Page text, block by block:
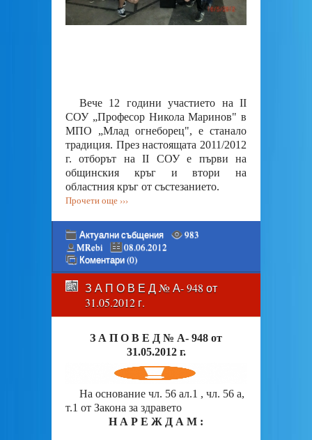
Вече 12 години участието на II
СОУ „Професор Никола Маринов" в
МПО „Млад огнеборец", е станало
традиция. През настоящата 2011/2012
г. отборът на II СОУ е първи на
общинския кръг и втори на
областния кръг от състезанието.
Прочети още ›››
Актуални събщения
983
MRebi
08.06.2012
Коментари (0)
З А П О В Е Д № А- 948 от
31.05.2012 г.
З А П О В Е Д № А- 948 от
31.05.2012 г.
На основание чл. 56 ал.1 , чл. 56 а,
т.1 от Закона за здравето
Н А Р Е Ж Д А М :